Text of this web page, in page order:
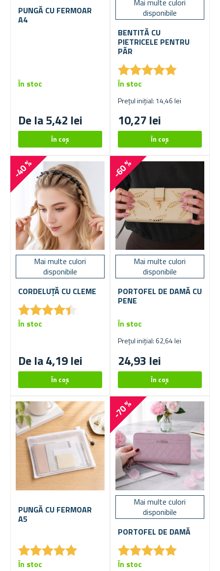
PUNGĂ CU FERMOAR
A4
De la 5,42 lei
În stoc
disponibile
BENTITĂ CU
PIETRICELE PENTRU
PĂR
★★★★★
★★★★★
Prețul inițial: 14,46 lei
10,27 lei
În stoc
-40 %
Mai multe culori
disponibile
CORDELUȚĂ CU CLEME
★★★★★
★★★★★
De la 4,19 lei
În stoc
-60 %
Mai multe culori
disponibile
PORTOFEL DE DAMĂ CU
PENE
Prețul inițial: 62,64 lei
24,93 lei
În stoc
PUNGĂ CU FERMOAR
A5
★★★★★
★★★★★
În stoc
-70 %
Mai multe culori
disponibile
PORTOFEL DE DAMĂ
★★★★★
★★★★★
În stoc